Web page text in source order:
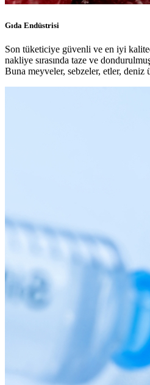
Gıda Endüstrisi
Son tüketiciye güvenli ve en iyi
nakliye sırasında taze ve
Buna meyveler, sebzeler, etler,